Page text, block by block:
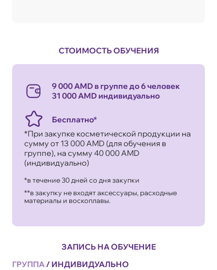
СТОИМОСТЬ ОБУЧЕНИЯ
9 000 AMD в группе до 6 человек
31 000 AMD индивидуально
Бесплатно*
*При закупке косметической продукции на
сумму от 13 000 AMD (для обучения в
группе), на сумму 40 000 AMD
(индивидуально)
*в течение 30 дней со дня закупки
**в закупку не входят аксессуары, расходные
материалы и воскоплавы.
ЗАПИСЬ НА ОБУЧЕНИЕ
ГРУППА / ИНДИВИДУАЛЬНО